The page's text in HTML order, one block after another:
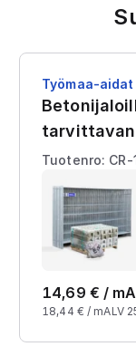
Työmaa-aidat
tarvittavan
Tuotenro: CR-
14,69 € / m
18,44 € / mALV